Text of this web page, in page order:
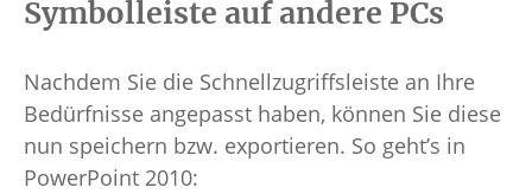
Symbolleiste auf andere PCs
Nachdem Sie die Schnellzugriffsleiste an Ihre
Bedürfnisse angepasst haben, können Sie diese
nun speichern bzw. exportieren. So geht’s in
PowerPoint 2010: